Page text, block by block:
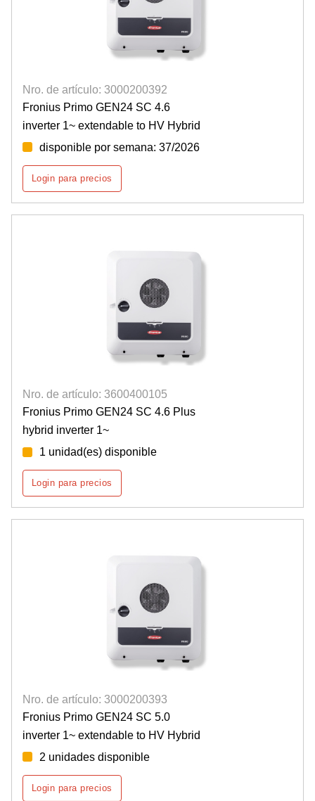
Nro. de artículo: 3000200392
Fronius Primo GEN24 SC 4.6
inverter 1~ extendable to HV Hybrid
disponible por semana: 37/2026
Login para precios
Nro. de artículo: 3600400105
Fronius Primo GEN24 SC 4.6 Plus
hybrid inverter 1~
1 unidad(es) disponible
Login para precios
Nro. de artículo: 3000200393
Fronius Primo GEN24 SC 5.0
inverter 1~ extendable to HV Hybrid
2 unidades disponible
Login para precios